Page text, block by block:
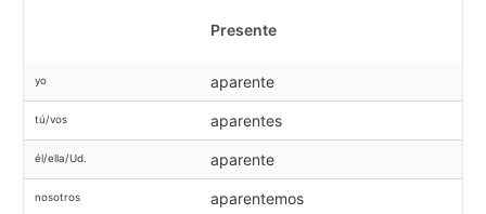
Presente
yo aparente
tú/vos aparentes
él/ella/Ud. aparente
nosotros aparentemos